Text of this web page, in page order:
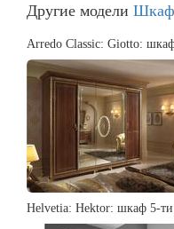
Другие модели Шкаф
Arredo Classic: Giotto:
Helvetia: Hektor: шкаф 5-